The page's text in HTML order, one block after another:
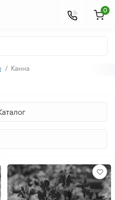
0
Канна